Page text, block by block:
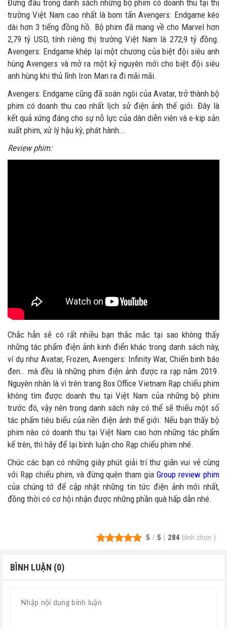
Đứng đầu trong danh sách những bộ phim có doanh thu tại thị
trường Việt Nam cao nhất là bom tấn Avengers: Endgame kéo
dài hơn 3 tiếng đồng hồ. Bộ phim đã mang về cho Marvel hơn
2,79 tỷ USD, tính riêng thị trường Việt Nam là 272,9 tỷ đồng.
Avengers: Endgame khép lại một chương của biệt đội siêu anh
hùng Avengers và mở ra một kỷ nguyên mới cho biệt đội siêu
anh hùng khi thủ lĩnh Iron Man ra đi mãi mãi.
Avengers: Endgame cũng đã soán ngôi của Avatar, trở thành bộ
phim có doanh thu cao nhất lịch sử điện ảnh thế giới. Đây là
kết quả xứng đáng cho sự nỗ lực của dàn diễn viên và e-kip sản
xuất phim, xử lý hậu kỳ, phát hành….
Review phim:
Chắc hẳn sẽ có rất nhiều bạn thắc mắc tại sao không thấy
những tác phẩm điện ảnh kinh điển khác trong danh sách này,
ví dụ như Avatar, Frozen, Avengers: Infinity War, Chiến binh báo
đen… mà đều là những phim điện ảnh được ra rạp năm 2019.
Nguyên nhân là vì trên trang Box Office Vietnam Rạp chiếu phim
không tìm được doanh thu tại Việt Nam của những bộ phim
trước đó, vậy nên trong danh sách này có thể sẽ thiếu một số
tác phẩm tiêu biểu của nền điện ảnh thế giới. Nếu bạn thấy bộ
phim nào có doanh thu tại Việt Nam cao hơn những tác phẩm
kể trên, thì hãy để lại bình luận cho Rạp chiếu phim nhé.
Chúc các bạn có những giây phút giải trí thư giãn vui vẻ cùng
với Rạp chiếu phim, và đừng quên tham giaGroup review phim
của chúng tớ để cập nhật những tin tức điện ảnh mới nhất,
đồng thời có cơ hội nhận được những phần quà hấp dẫn nhé.
5 / 5 ( 284 bình chọn )
BÌNH LUẬN (0)